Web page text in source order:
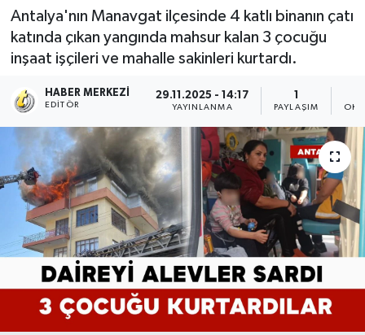
Antalya'nın Manavgat ilçesinde 4 katlı binanın çatı
katında çıkan yangında mahsur kalan 3 çocuğu
inşaat işçileri ve mahalle sakinleri kurtardı.
HABER MERKEZI
EDITÖR
29.11.2025 - 14:17
YAYINLANMA
1
PAYLAŞIM